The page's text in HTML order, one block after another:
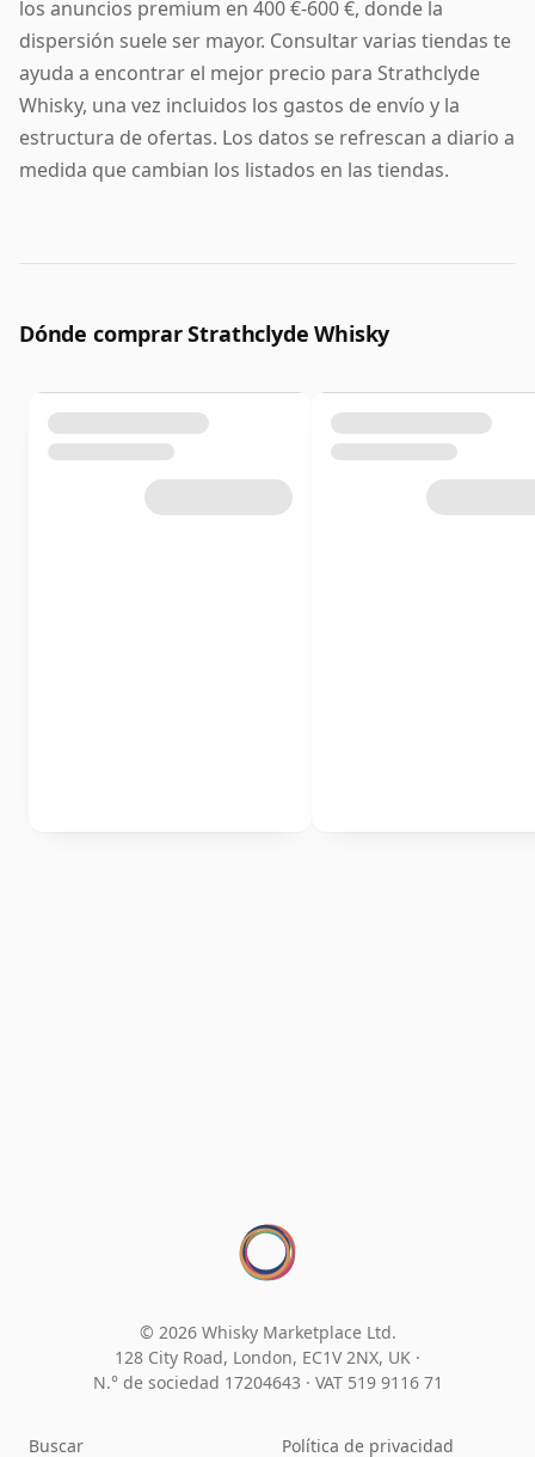
los anuncios premium en 400 €-600 €, donde la
dispersión suele ser mayor. Consultar varias tiendas te
ayuda a encontrar el mejor precio para Strathclyde
Whisky, una vez incluidos los gastos de envío y la
estructura de ofertas. Los datos se refrescan a diario a
medida que cambian los listados en las tiendas.
Dónde comprar Strathclyde Whisky
© 2026 Whisky Marketplace Ltd.
128 City Road, London, EC1V 2NX, UK ·
N.° de sociedad 17204643 · VAT 519 9116 71
Buscar Política de privacidad